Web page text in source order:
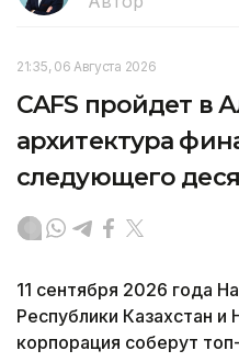
21:35, 06 Августа 2026
CAFS пройдет в
архитектура
следующего
11 сентября 2026 года
Республики Казахстан и
корпорация соберут